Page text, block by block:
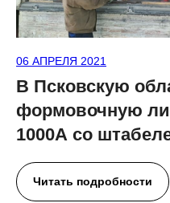
06 АПРЕЛЯ 2021
В Псковскую
формовочную
1000А со
Читать подробности